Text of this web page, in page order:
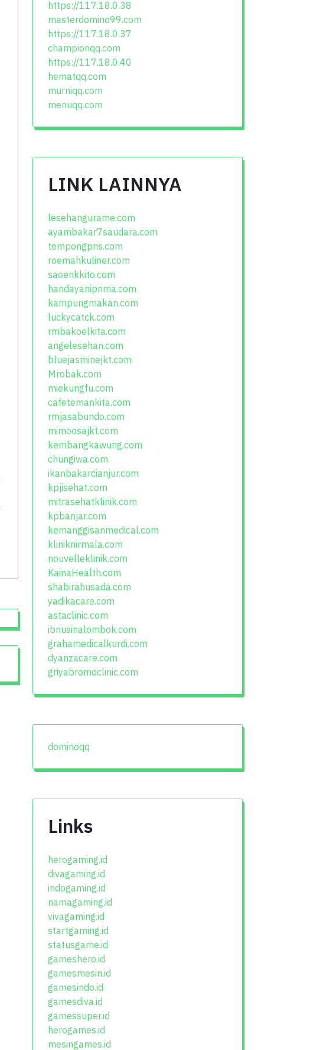
https://117.18.0.38
masterdomino99.com
https://117.18.0.37
championqq.com
https://117.18.0.40
hematqq.com
murniqq.com
menuqq.com
LINK LAINNYA
lesehangurame.com
ayambakar7saudara.com
tempongpns.com
roemahkuliner.com
saoenkkito.com
handayaniprima.com
kampungmakan.com
luckycatck.com
rmbakoelkita.com
angelesehan.com
bluejasminejkt.com
Mrobak.com
miekungfu.com
cafetemankita.com
rmjasabundo.com
mimoosajkt.com
kembangkawung.com
chungiwa.com
ikanbakarcianjur.com
kpjisehat.com
mitrasehatklinik.com
kpbanjar.com
kemanggisanmedical.com
kliniknirmala.com
nouvelleklinik.com
KainaHealth.com
shabirahusada.com
yadikacare.com
astaclinic.com
ibnusinalombok.com
grahamedicalkurdi.com
dyanzacare.com
griyabromoclinic.com
dominoqq
Links
herogaming.id
divagaming.id
indogaming.id
namagaming.id
vivagaming.id
startgaming.id
statusgame.id
gameshero.id
gamesmesin.id
gamesindo.id
gamesdiva.id
gamessuper.id
herogames.id
mesingames.id